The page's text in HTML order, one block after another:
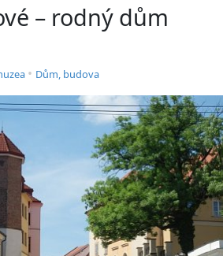
– rodný dům
• Dům, budova